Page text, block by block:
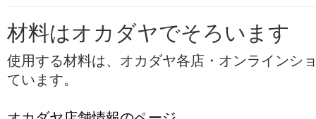
材料はオカダヤでそろいます
使用する材料は、オカダヤ各店・オンラインシ
ています。